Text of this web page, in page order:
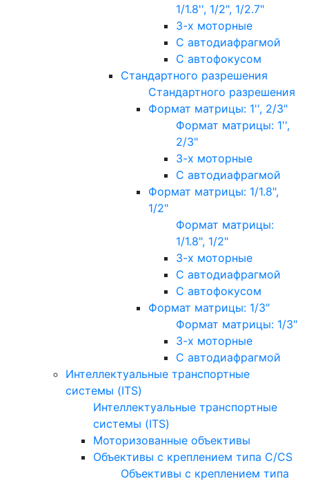
1/1.8'', 1/2", 1/2.7"
3-х моторные
С автодиафрагмой
С автофокусом
Стандартного разрешения
Стандартного разрешения
Формат матрицы: 1'', 2/3"
Формат матрицы: 1'',
2/3"
3-х моторные
С автодиафрагмой
Формат матрицы: 1/1.8",
1/2"
Формат матрицы:
1/1.8", 1/2"
3-х моторные
С автодиафрагмой
С автофокусом
Формат матрицы: 1/3"
Формат матрицы: 1/3"
3-х моторные
С автодиафрагмой
Интеллектуальные транспортные
системы (ITS)
Интеллектуальные транспортные
системы (ITS)
Моторизованные объективы
Объективы с креплением типа C/CS
Объективы с креплением типа